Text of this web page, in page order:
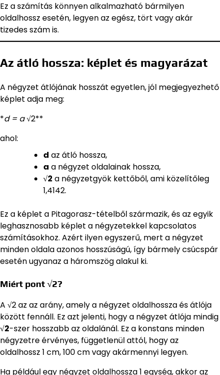
Ez a számítás könnyen alkalmazható bármilyen
oldalhossz esetén, legyen az egész, tört vagy akár
tizedes szám is.
Az átló hossza: képlet és magyarázat
A négyzet átlójának hosszát egyetlen, jól megjegyezhető
képlet adja meg:
*d = a√2**
ahol:
d az átló hossza,
a a négyzet oldalainak hossza,
√2 a négyzetgyök kettőből, ami közelítőleg
1,4142.
Ez a képlet a Pitagorasz-tételből származik, és az egyik
leghasznosabb képlet a négyzetekkel kapcsolatos
számításokhoz. Azért ilyen egyszerű, mert a négyzet
minden oldala azonos hosszúságú, így bármely csúcspár
esetén ugyanaz a háromszög alakul ki.
Miért pont √2?
A √2 az az arány, amely a négyzet oldalhossza és átlója
között fennáll. Ez azt jelenti, hogy a négyzet átlója mindig
√2-szer hosszabb az oldalánál. Ez a konstans minden
négyzetre érvényes, függetlenül attól, hogy az
oldalhossz 1 cm, 100 cm vagy akármennyi legyen.
Ha például egy négyzet oldalhossza 1 egység, akkor az